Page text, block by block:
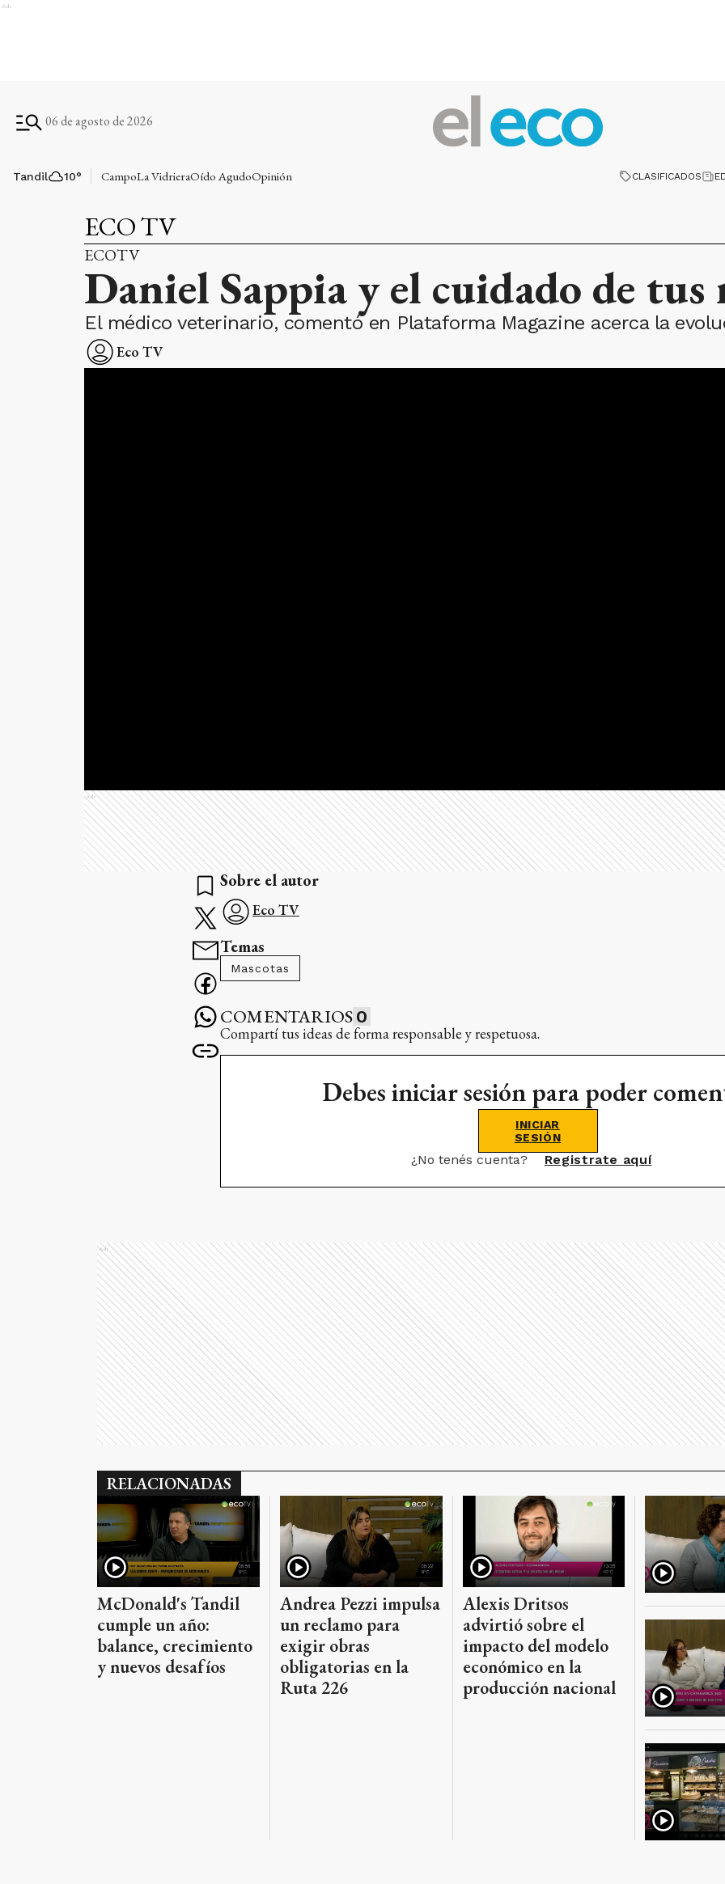
Ads
06 de agosto de 2026
Tandil 10° CampoLa VidrieraOído AgudoOpinión CLASIFICADOS
ECO TV
ECOTV
Daniel Sappia y el cuidado de tus
El médico veterinario, comentó en Plataforma Magazine acerca la
Eco TV
Ads
Sobre el autor
Eco TV
Temas
Mascotas
COMENTARIOS 0
Compartí tus ideas de forma responsable y respetuosa.
Debes iniciar sesión para poder
INICIAR
SESIÓN
¿No tenés cuenta? Registrate aquí
Ads
RELACIONADAS
McDonald's Tandil
cumple un año:
balance, crecimiento
y nuevos desafíos
Andrea Pezzi impulsa
un reclamo para
exigir obras
obligatorias en la
Ruta 226
Alexis Dritsos
advirtió sobre el
impacto del modelo
económico en la
producción nacional